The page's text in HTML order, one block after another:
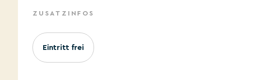
ZUSATZINFOS
Eintritt frei